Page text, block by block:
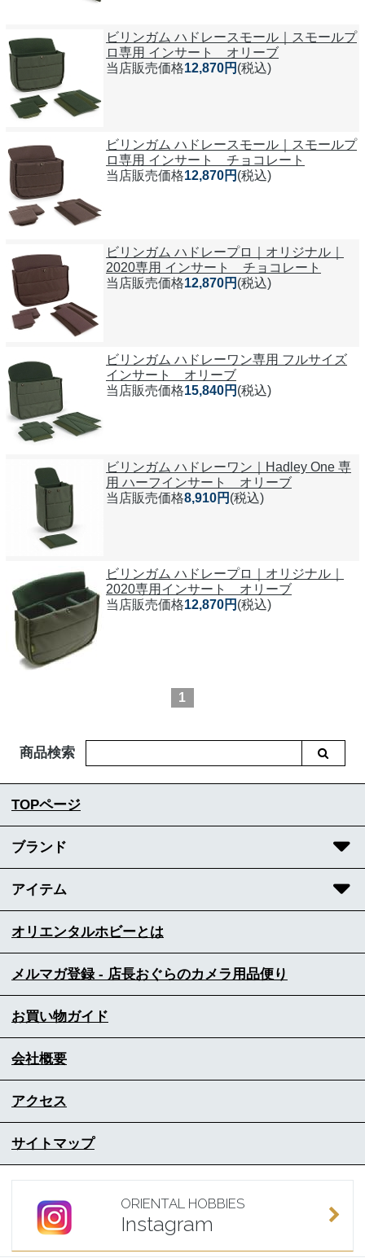
ビリンガム ハドレースモール｜スモールプ
ロ専用 インサート オリーブ
当店販売価格12,870円 (税込)
ビリンガム ハドレースモール｜スモールプ
ロ専用 インサート チョコレート
当店販売価格12,870円 (税込)
ビリンガム ハドレープロ｜オリジナル｜
2020専用 インサート チョコレート
当店販売価格12,870円 (税込)
ビリンガム ハドレーワン専用 フルサイズ
インサート オリーブ
当店販売価格15,840円 (税込)
ビリンガム ハドレーワン｜Hadley One 専
用 ハーフインサート オリーブ
当店販売価格8,910円 (税込)
ビリンガム ハドレープロ｜オリジナル｜
2020専用インサート オリーブ
当店販売価格12,870円 (税込)
1
商品検索
TOPページ
ブランド
アイテム
オリエンタルホビーとは
メルマガ登録 - 店長おぐらのカメラ用品便り
お買い物ガイド
会社概要
アクセス
サイトマップ
ORIENTAL HOBBIES
Instagram